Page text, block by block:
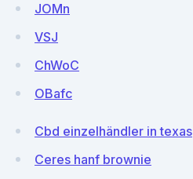
JOMn
VSJ
ChWoC
OBafc
Cbd einzelhändler in texas
Ceres hanf brownie